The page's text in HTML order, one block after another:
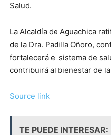
Salud.
La Alcaldía de Aguachica
de la Dra. Padilla Oñoro,
fortalecerá el sistema de
contribuirá al bienestar de
N
a
Source link
TE PUEDE INTERESAR: